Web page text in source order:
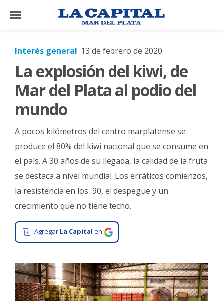
×
El
País
Mundo
La
Zona
Cultura
Tecnología
Interés
General
La
Ciudad
Deportes
Interés general 13 de febrero de 2020
La explosión del kiwi, de
Mar del Plata al podio del
mundo
A pocos kilómetros del centro marplatense se
produce el 80% del kiwi nacional que se consume en
el país. A 30 años de su llegada, la calidad de la fruta
se destaca a nivel mundial. Los erráticos comienzos,
la resistencia en los '90, el despegue y un
crecimiento que no tiene techo.
Agregar La Capital en